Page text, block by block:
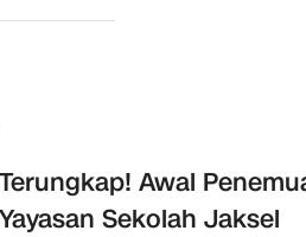
Terungkap! Awal
Yayasan Sekolah Jaksel